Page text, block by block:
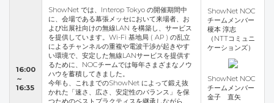
16:00
～
16:35
ShowNet では、Interop Tokyo の開催期間中
に、会場である幕張メッセにおいて来場者、お
よび出展社向けの無線LAN を構築し、サービス
を提供しています。Wi-Fi 基地局 ( AP ) の乱立
によるチャンネルの重複や電波干渉が起きやす
い環境で、安定した無線LANサービスを提供す
るために、NOCチームでは毎年さまざまなノウ
ハウを蓄積してきました。
今年も、これまでのShowNet によって鍛え抜
かれた「速さ、広さ、安定性のバランス」を保
つためのベストプラクティスを継承しながら、
ShowNet NOC
チームメンバー
榎本 淳志
（NTTコミュニ
ケーションズ）
ShowNet NOC
チームメンバー
金子 直矢